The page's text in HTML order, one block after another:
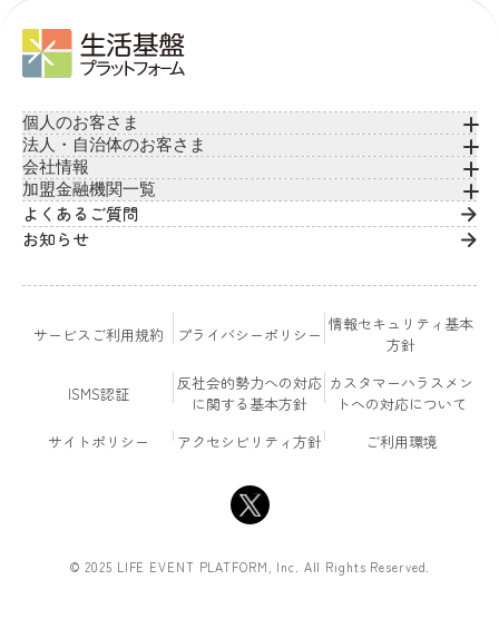
個人のお客さま
法人・自治体のお客さま
会社情報
加盟金融機関一覧
よくあるご質問
お知らせ
サービスご利用規約 プライバシーポリシー 情報セキュリティ基本
方針
ISMS認証
反社会的勢力への対応
に関する基本方針
カスタマーハラスメン
トへの対応について
サイトポリシー
アクセシビリティ方針 ご利用環境
© 2025 LIFE EVENT PLATFORM, Inc. All Rights Reserved.